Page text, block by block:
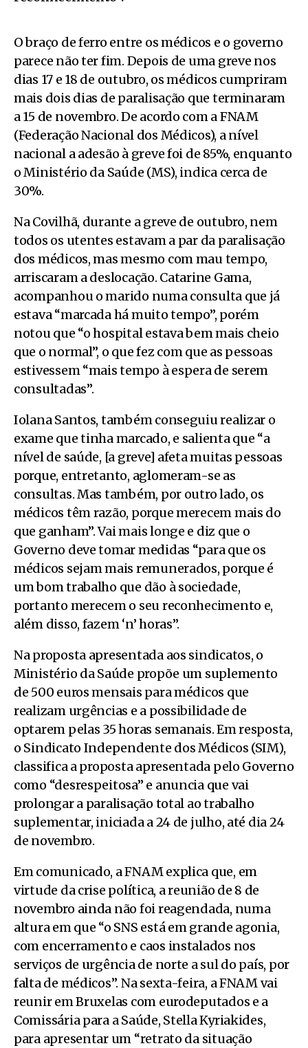
O braço de ferro entre os médicos e o governo
parece não ter fim. Depois de uma greve nos
dias 17 e 18 de outubro, os médicos cumpriram
mais dois dias de paralisação que terminaram
a 15 de novembro. De acordo com a FNAM
(Federação Nacional dos Médicos), a nível
nacional a adesão à greve foi de 85%, enquanto
o Ministério da Saúde (MS), indica cerca de
30%.
Na Covilhã, durante a greve de outubro, nem
todos os utentes estavam a par da paralisação
dos médicos, mas mesmo com mau tempo,
arriscaram a deslocação. Catarine Gama,
acompanhou o marido numa consulta que já
estava “marcada há muito tempo”, porém
notou que “o hospital estava bem mais cheio
que o normal”, o que fez com que as pessoas
estivessem “mais tempo à espera de serem
consultadas”.
Iolana Santos, também conseguiu realizar o
exame que tinha marcado, e salienta que “a
nível de saúde, [a greve] afeta muitas pessoas
porque, entretanto, aglomeram-se as
consultas. Mas também, por outro lado, os
médicos têm razão, porque merecem mais do
que ganham”. Vai mais longe e diz que o
Governo deve tomar medidas “para que os
médicos sejam mais remunerados, porque é
um bom trabalho que dão à sociedade,
portanto merecem o seu reconhecimento e,
além disso, fazem ‘n’ horas”.
Na proposta apresentada aos sindicatos, o
Ministério da Saúde propõe um suplemento
de 500 euros mensais para médicos que
realizam urgências e a possibilidade de
optarem pelas 35 horas semanais. Em resposta,
o Sindicato Independente dos Médicos (SIM),
classifica a proposta apresentada pelo Governo
como “desrespeitosa” e anuncia que vai
prolongar a paralisação total ao trabalho
suplementar, iniciada a 24 de julho, até dia 24
de novembro.
Em comunicado, a FNAM explica que, em
virtude da crise política, a reunião de 8 de
novembro ainda não foi reagendada, numa
altura em que “o SNS está em grande agonia,
com encerramento e caos instalados nos
serviços de urgência de norte a sul do país, por
falta de médicos”. Na sexta-feira, a FNAM vai
reunir em Bruxelas com eurodeputados e a
Comissária para a Saúde, Stella Kyriakides,
para apresentar um “retrato da situação